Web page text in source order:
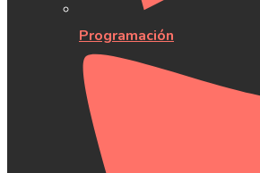
Programación